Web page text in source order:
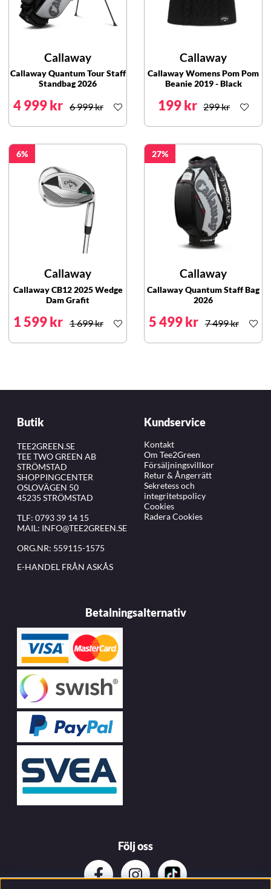
Callaway
Callaway Quantum Tour Staff
Standbag 2026
4 999 kr 6 999 kr
Callaway
Callaway Womens Pom Pom
Beanie 2019 - Black
199 kr 299 kr
6
Callaway
Callaway CB12 2025 Wedge
Dam Grafit
1 599 kr 1 699 kr
27
Callaway
Callaway Quantum Staff Bag
2026
5 499 kr 7 499 kr
Butik
TEE2GREEN.SE
TEE TWO GREEN AB
STRÖMSTAD
SHOPPINGCENTER
OSLOVÄGEN 50
45235 STRÖMSTAD
TLF: 0793 39 14 15
MAIL: INFO@TEE2GREEN.SE
ORG.NR: 559115-1575
E-HANDEL FRÅN ASKÅS
Kundservice
Kontakt
Om Tee2Green
Försäljningsvillkor
Retur & Ångerrätt
Sekretess och
integritetspolicy
Cookies
Radera Cookies
Betalningsalternativ
Följ oss